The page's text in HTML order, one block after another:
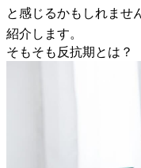
と感じるかもしれませ
紹介します。
そもそも反抗期とは？